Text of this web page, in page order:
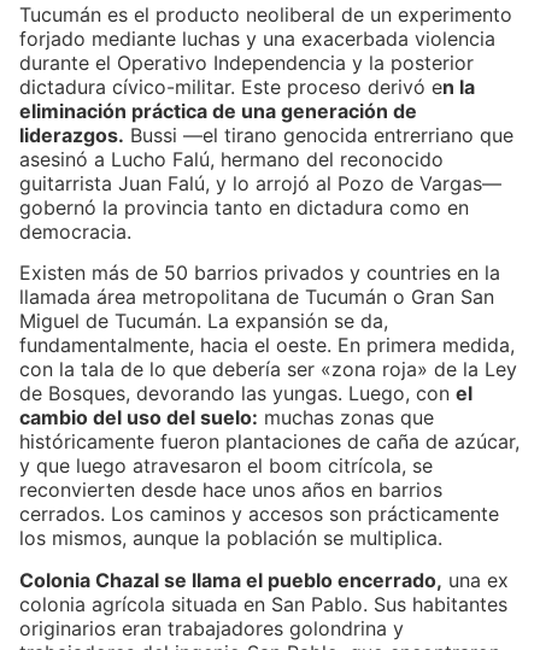
Tucumán es el producto neoliberal de un experimento
forjado mediante luchas y una exacerbada violencia
durante el Operativo Independencia y la posterior
dictadura cívico-militar. Este proceso derivó en la
eliminación práctica de una generación de
liderazgos. Bussi —el tirano genocida entrerriano que
asesinó a Lucho Falú, hermano del reconocido
guitarrista Juan Falú, y lo arrojó al Pozo de Vargas—
gobernó la provincia tanto en dictadura como en
democracia.
Existen más de 50 barrios privados y countries en la
llamada área metropolitana de Tucumán o Gran San
Miguel de Tucumán. La expansión se da,
fundamentalmente, hacia el oeste. En primera medida,
con la tala de lo que debería ser «zona roja» de la Ley
de Bosques, devorando las yungas. Luego, con el
cambio del uso del suelo: muchas zonas que
históricamente fueron plantaciones de caña de azúcar,
y que luego atravesaron el boom citrícola, se
reconvierten desde hace unos años en barrios
cerrados. Los caminos y accesos son prácticamente
los mismos, aunque la población se multiplica.
Colonia Chazal se llama el pueblo encerrado, una ex
colonia agrícola situada en San Pablo. Sus habitantes
originarios eran trabajadores golondrina y